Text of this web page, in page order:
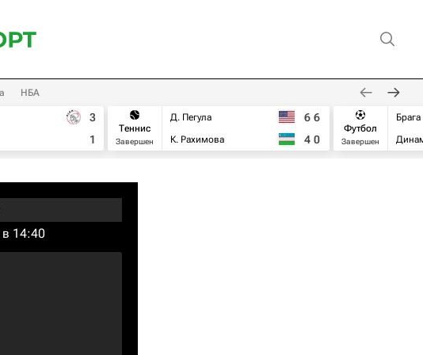
НБА
3
1
Теннис
Завершен
Д. Пегула
К. Рахимова
6 6
4 0
Футбол
Завершен
Брага
14:40